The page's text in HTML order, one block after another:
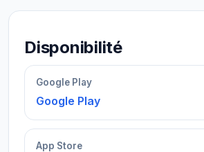
Disponibilité
Google Play
Google Play
App Store